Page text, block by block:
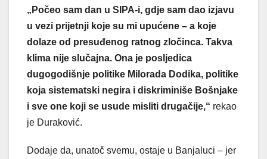
„Počeo sam dan u SIPA-i, gdje sam dao izjavu
u vezi prijetnji koje su mi upućene – a koje
dolaze od presuđenog ratnog zločinca. Takva
klima nije slučajna. Ona je posljedica
dugogodišnje politike Milorada Dodika, politike
koja sistematski negira i diskriminiše Bošnjake
i sve one koji se usude misliti drugačije,“ rekao
je Duraković.
Dodaje da, unatoč svemu, ostaje u Banjaluci – jer